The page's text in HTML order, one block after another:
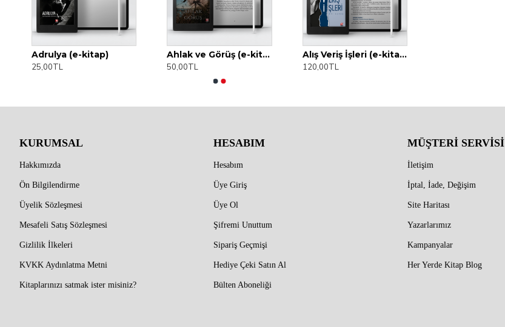
Adrulya (e-kitap)
25,00TL
Ahlak ve Görüş (e-kitap)
50,00TL
Alış Veriş İşleri (e-kitap)
120,00TL
KURUMSAL
Hakkımızda
Ön Bilgilendirme
Üyelik Sözleşmesi
Mesafeli Satış Sözleşmesi
Gizlilik İlkeleri
KVKK Aydınlatma Metni
Kitaplarınızı satmak ister misiniz?
HESABIM
Hesabım
Üye Giriş
Üye Ol
Şifremi Unuttum
Sipariş Geçmişi
Hediye Çeki Satın Al
Bülten Aboneliği
MÜŞTERİ SERVİSİ
İletişim
İptal, İade, Değişim
Site Haritası
Yazarlarımız
Kampanyalar
Her Yerde Kitap Blog